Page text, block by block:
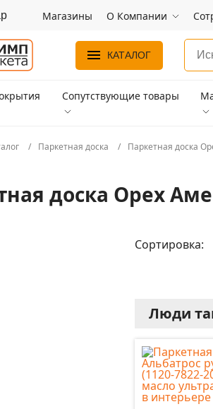
Магазины О Компании
КАТАЛОГ
Сопутствующие товары
Паркетная доска Паркетная доска
доска Орех
Сортировка:
Люди